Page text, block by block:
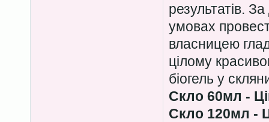
результатів.
умовах
власницею
цілому
біогель у
Скло 60мл -
Скло 120мл -